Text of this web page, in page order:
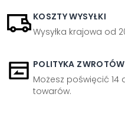
KOSZTY WYSYŁKI
Wysyłka krajowa od
POLITYKA
Możesz poświęcić 14
towarów.